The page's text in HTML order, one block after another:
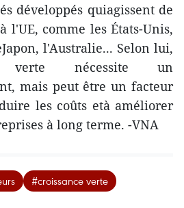
développés quiagissent de
comme les États-Unis,
l'Australie... Selon lui,
nécessite un
mais peut être un facteur
les coûts età améliorer
à long terme. -VNA
#croissance verte